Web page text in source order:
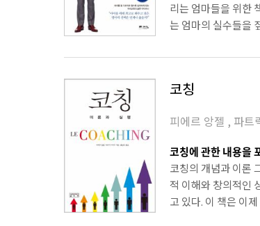
리는 엄마들을 위한
는 엄마의 실수들을
코칭
피에르 앙젤 , 파트
코칭에 관한 내용을
코칭의 개념과 이론
적 이해와 창의적인
고 있다. 이 책은 이